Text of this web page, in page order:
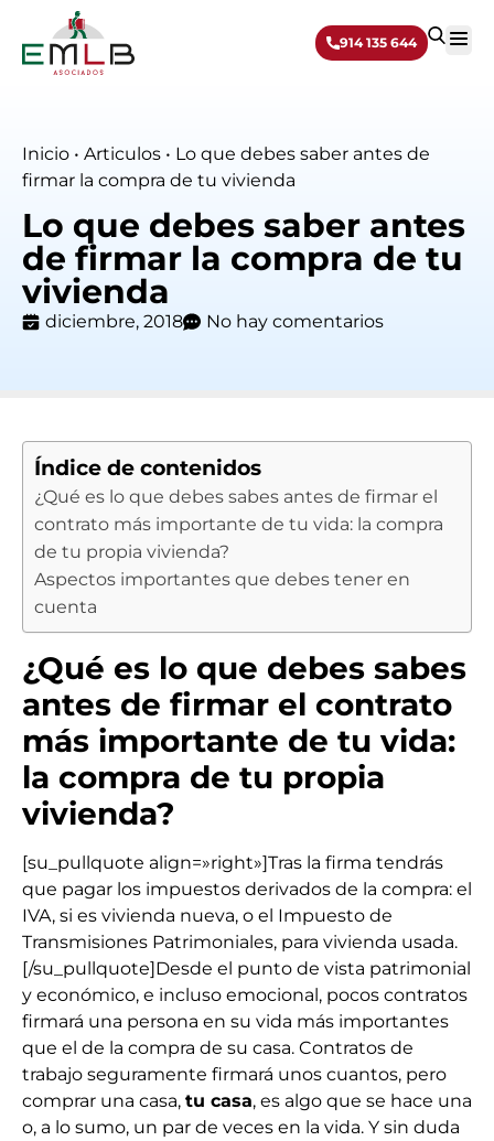
914 135 644
Inicio • Articulos • Lo que debes saber antes de
firmar la compra de tu vivienda
Lo que debes saber antes
de firmar la compra de tu
vivienda
diciembre, 2018 No hay comentarios
Índice de contenidos
¿Qué es lo que debes sabes antes de firmar el
contrato más importante de tu vida: la compra
de tu propia vivienda?
Aspectos importantes que debes tener en
cuenta
¿Qué es lo que debes sabes
antes de firmar el contrato
más importante de tu vida:
la compra de tu propia
vivienda?
[su_pullquote align=»right»]Tras la firma tendrás
que pagar los impuestos derivados de la compra: el
IVA, si es vivienda nueva, o el Impuesto de
Transmisiones Patrimoniales, para vivienda usada.
[/su_pullquote]Desde el punto de vista patrimonial
y económico, e incluso emocional, pocos contratos
firmará una persona en su vida más importantes
que el de la compra de su casa. Contratos de
trabajo seguramente firmará unos cuantos, pero
comprar una casa, tu casa, es algo que se hace una
o, a lo sumo, un par de veces en la vida. Y sin duda